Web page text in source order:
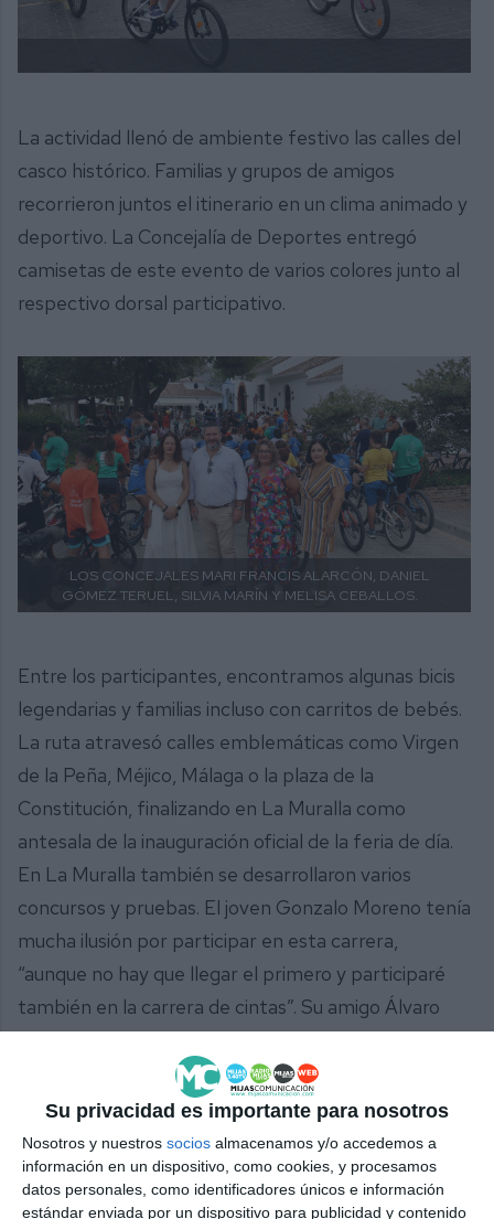
Su privacidad es importante para nosotros
Nosotros y nuestros socios almacenamos y/o accedemos a
información en un dispositivo, como cookies, y procesamos
datos personales, como identificadores únicos e información
estándar enviada por un dispositivo para publicidad y contenido
La actividad llenó de ambiente festivo las calles del
casco histórico. Familias y grupos de amigos
recorrieron juntos el itinerario en un clima animado y
deportivo. La Concejalía de Deportes entregó
camisetas de este evento de varios colores junto al
respectivo dorsal participativo.
LOS CONCEJALES MARI FRANCIS ALARCÓN, DANIEL
GÓMEZ TERUEL, SILVIA MARÍN Y MELISA CEBALLOS.
Entre los participantes, encontramos algunas bicis
legendarias y familias incluso con carritos de bebés.
La ruta atravesó calles emblemáticas como Virgen
de la Peña, Méjico, Málaga o la plaza de la
Constitución, finalizando en La Muralla como
antesala de la inauguración oficial de la feria de día.
En La Muralla también se desarrollaron varios
concursos y pruebas. El joven Gonzalo Moreno tenía
mucha ilusión por participar en esta carrera,
“aunque no hay que llegar el primero y participaré
también en la carrera de cintas”. Su amigo Álvaro
Jaime también venía “a pasármelo bien con los
amigos y pasear por el pueblo. También he venido
con mi familia”.